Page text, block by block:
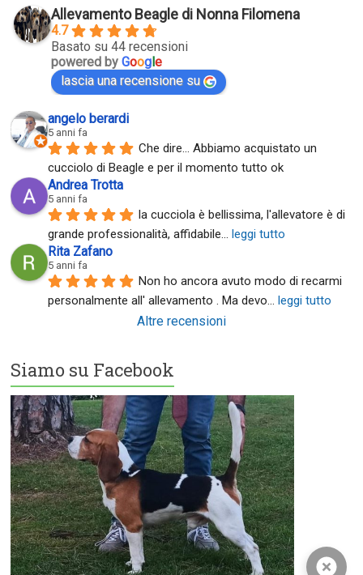
Allevamento Beagle di Nonna Filomena
4.7
Basato su 44 recensioni
powered byGoogle
lascia una recensione su
angelo berardi
5 anni fa
Che dire... Abbiamo acquistato un
cucciolo di Beagle e per il momento tutto ok
Andrea Trotta
5 anni fa
la cucciola è bellissima, l'allevatore è di
grande professionalità, affidabile... leggi tutto
Rita Zafano
5 anni fa
Non ho ancora avuto modo di recarmi
personalmente all' allevamento . Ma devo... leggi tutto
Altre recensioni
Siamo su Facebook